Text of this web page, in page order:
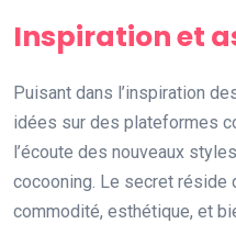
Inspiration et
Puisant dans l’inspiration
idées sur des plateformes
l’écoute des nouveaux
cocooning. Le secret réside
commodité, esthétique, et